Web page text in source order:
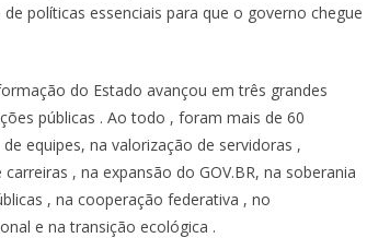
de políticas essenciais para que o governo chegue
do Estado avançou emtrês grandes
públicas . Aotodo , foram mais de 60
de equipes, na valorização de servidoras ,
carreiras , na expansão do GOV.BR, na soberania
, na cooperação federativa , no
e natransição ecológica .